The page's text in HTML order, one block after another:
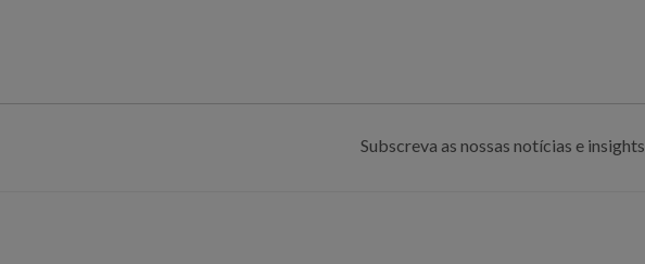
Subscreva as nossas notícias e insights